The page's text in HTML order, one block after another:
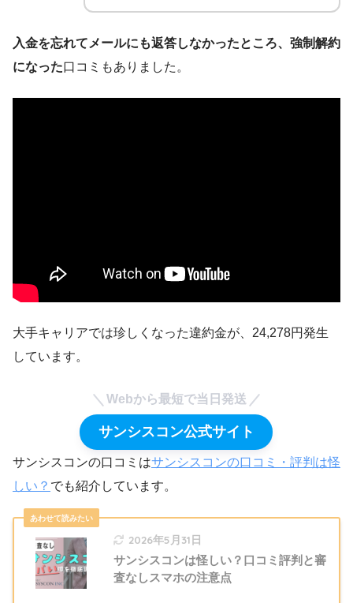
入金を忘れてメールにも返答しなかったところ、強制解約
になった口コミもありました。
大手キャリアでは珍しくなった違約金が、24,278円発生
しています。
Webから最短で当日発送
サンシスコン公式サイト
サンシスコンの口コミはサンシスコンの口コミ・評判は怪
しい？ でも紹介しています。
2026年5月31日
サンシスコンは怪しい？口コミ評判と審
査なしスマホの注意点